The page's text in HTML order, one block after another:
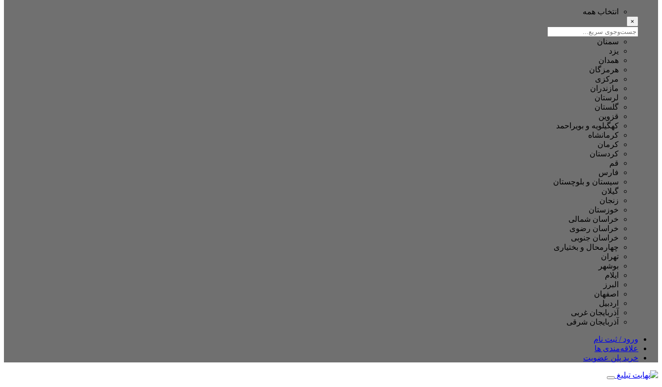
انتخاب همه
×
سمنان
یزد
همدان
هرمزگان
مرکزی
مازندران
لرستان
گلستان
قزوین
کهگیلویه و بویراحمد
کرمانشاه
کرمان
کردستان
قم
فارس
سیستان و بلوچستان
گیلان
زنجان
خوزستان
خراسان شمالی
خراسان رضوی
خراسان جنوبی
چهارمحال و بختیاری
تهران
بوشهر
ایلام
البرز
اصفهان
اردبیل
آذربایجان غربی
آذربایجان شرقی
ورود / ثبت نام
علاقه‌مندی ها
خرید پلن عضویت